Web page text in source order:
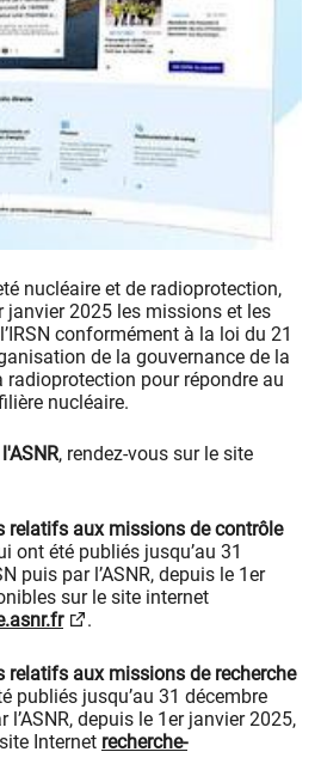
nucléaire et de radioprotection,
janvier 2025 les missions et les
conformément à la loi du 21
de la gouvernance de la
radioprotection pour répondre au
nucléaire.
, rendez-vous sur le site
relatifs aux missions de contrôle
ont été publiés jusqu’au 31
puis par l’ASNR, depuis le 1er
sur le site internet
.
relatifs aux missions de recherche
publiés jusqu’au 31 décembre
l’ASNR, depuis le 1er janvier 2025,
Internet recherche-